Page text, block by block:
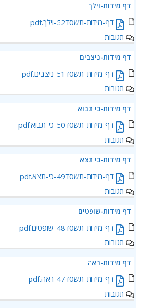
‏‏דף מידות-וילך
‏‏דף-מידות-תשסד52-וילך.pdf
תגובות
‏‏דף מידות-ניצבים
‏‏דף-מידות-תשסד51-ניצבים.pdf
תגובות
‏‏דף מידות-כי תבוא
‏‏דף-מידות-תשסד50-כי-תבוא.pdf
תגובות
‏‏דף מידות-כי תצא
‏‏דף-מידות-תשסד49-כי-תצא.pdf
תגובות
‏‏דף מידות-שופטים
‏‏דף-מידות-תשסד48-שופטים.pdf
תגובות
‏‏דף מידות-ראה
‏‏דף-מידות-תשסד47-ראה.pdf
תגובות